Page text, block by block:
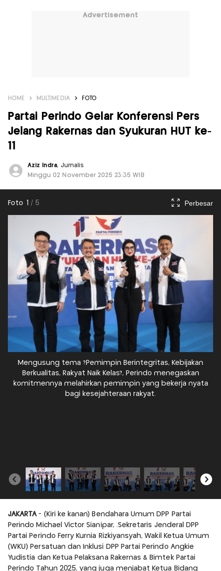
Advertisement
HOME MULTIMEDIA FOTO
Partai Perindo Gelar Konferensi Pers
Jelang Rakernas dan Syukuran HUT ke-
11
Aziz Indra, Jurnalis
Minggu 02 November 2025 23:35 WIB
Foto 1 / 5 Perbesar
Mengusung tema ?Pemimpin Berintegritas, Kebijakan
Berkualitas, Rakyat Naik Kelas?, Perindo menegaskan
komitmennya melahirkan pemimpin yang bekerja nyata
bagi kesejahteraan rakyat.
JAKARTA - (Kiri ke kanan) Bendahara Umum DPP Partai
Perindo Michael Victor Sianipar, .Sekretaris Jenderal DPP
Partai Perindo Ferry Kurnia Rizkiyansyah, Wakil Ketua Umum
(WKU) Persatuan dan Inklusi DPP Partai Perindo Angkie
Yudistia dan Ketua Pelaksana Rakernas & Bimtek Partai
Perindo Tahun 2025, yang juga menjabat Ketua Bidang